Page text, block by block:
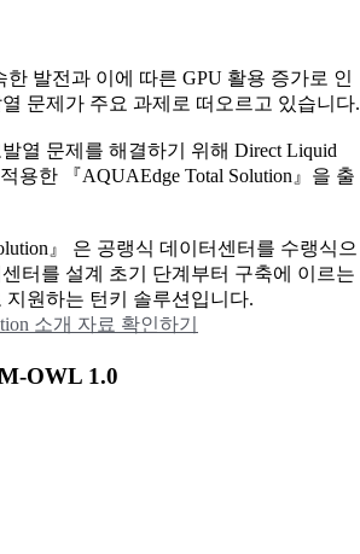
발전과 이에 따른 GPU 활용 증가로 인
문제가 주요 과제로 떠오르고 있습니다.
열 문제를 해결하기 위해 Direct Liquid
용한 『AQUAEdge Total Solution』을 출
』 은 공랭식 데이터센터를 수랭식으
터를 설계 초기 단계부터 구축에 이르는
지원하는 턴키 솔루션입니다.
소개 자료 확인하기
OWL 1.0